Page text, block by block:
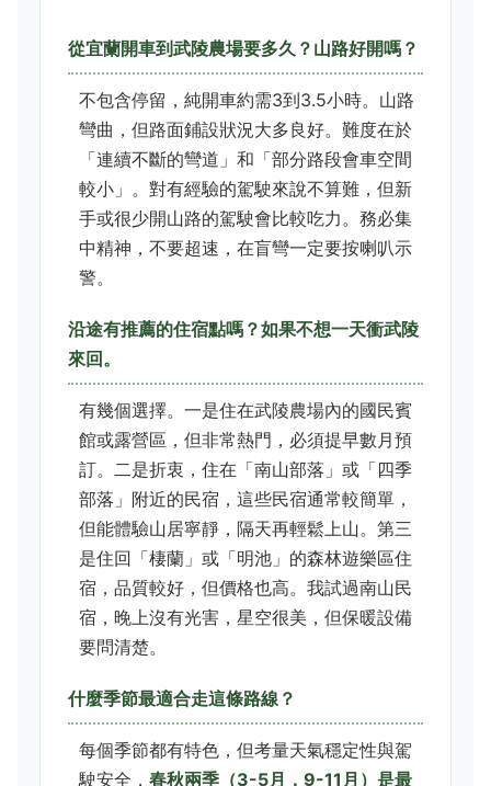
從宜蘭開車到武陵農場要多久？山路好開嗎？
不包含停留，純開車約需3到3.5小時。山路
彎曲，但路面鋪設狀況大多良好。難度在於
「連續不斷的彎道」和「部分路段會車空間
較小」。對有經驗的駕駛來說不算難，但新
手或很少開山路的駕駛會比較吃力。務必集
中精神，不要超速，在盲彎一定要按喇叭示
警。
沿途有推薦的住宿點嗎？如果不想一天衝武陵
來回。
有幾個選擇。一是住在武陵農場內的國民賓
館或露營區，但非常熱門，必須提早數月預
訂。二是折衷，住在「南山部落」或「四季
部落」附近的民宿，這些民宿通常較簡單，
但能體驗山居寧靜，隔天再輕鬆上山。第三
是住回「棲蘭」或「明池」的森林遊樂區住
宿，品質較好，但價格也高。我試過南山民
宿，晚上沒有光害，星空很美，但保暖設備
要問清楚。
什麼季節最適合走這條路線？
每個季節都有特色，但考量天氣穩定性與駕
駛安全， 春秋兩季（3-5月，9-11月）是最